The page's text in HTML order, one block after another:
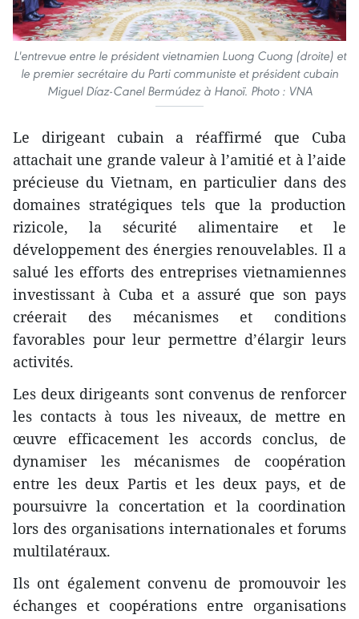
L'entrevue entre le président vietnamien Luong Cuong (droite) et
le premier secrétaire du Parti communiste et président cubain
Miguel Díaz-Canel Bermúdez à Hanoï. Photo : VNA
Le dirigeant cubain a réaffirmé que Cuba
attachait une grande valeur à l’amitié et à l’aide
précieuse du Vietnam, en particulier dans des
domaines stratégiques tels que la production
rizicole, la sécurité alimentaire et le
développement des énergies renouvelables. Il a
salué les efforts des entreprises vietnamiennes
investissant à Cuba et a assuré que son pays
créerait des mécanismes et conditions
favorables pour leur permettre d’élargir leurs
activités.
Les deux dirigeants sont convenus de renforcer
les contacts à tous les niveaux, de mettre en
œuvre efficacement les accords conclus, de
dynamiser les mécanismes de coopération
entre les deux Partis et les deux pays, et de
poursuivre la concertation et la coordination
lors des organisations internationales et forums
multilatéraux.
Ils ont également convenu de promouvoir les
échanges et coopérations entre organisations